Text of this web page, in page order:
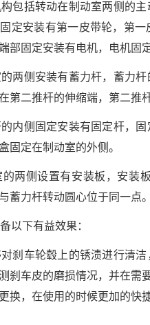
包括转动在制动室两侧的
定安装有第一皮带轮，第
部固定安装有电机，电机固
两侧安装有蓄力杆，蓄力
第二推杆的伸缩端，第二推
内侧固定安装有固定杆，
固定在制动室的外侧。
两侧设置有安装板，安装
蓄力杆转动圆心位于同一点。
以下有益效果：
刹车轮毂上的锈渍进行清
刹车皮的磨损情况，并在需
换，在使用的时候更加的快